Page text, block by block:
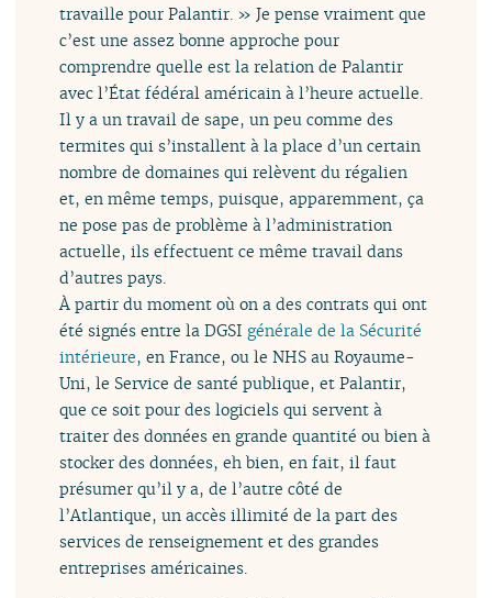
travaille pour Palantir. » Je pense vraiment que
c’est une assez bonne approche pour
comprendre quelle est la relation de Palantir
avec l’État fédéral américain à l’heure actuelle.
Il y a un travail de sape, un peu comme des
termites qui s’installent à la place d’un certain
nombre de domaines qui relèvent du régalien
et, en même temps, puisque, apparemment, ça
ne pose pas de problème à l’administration
actuelle, ils effectuent ce même travail dans
d’autres pays.
À partir du moment où on a des contrats qui ont
été signés entre la DGSI générale de la Sécurité
intérieure, en France, ou le NHS au Royaume-
Uni, le Service de santé publique, et Palantir,
que ce soit pour des logiciels qui servent à
traiter des données en grande quantité ou bien à
stocker des données, eh bien, en fait, il faut
présumer qu’il y a, de l’autre côté de
l’Atlantique, un accès illimité de la part des
services de renseignement et des grandes
entreprises américaines.